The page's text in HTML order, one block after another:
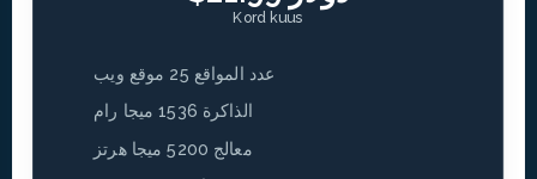
Kord kuus
عدد المواقع 25 موقع ويب
الذاكرة 1536 ميجا رام
معالج 5200 ميجا هرتز